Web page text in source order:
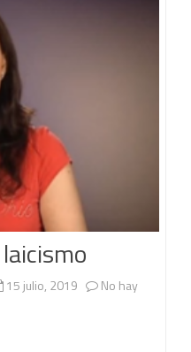
15 julio, 2019
No hay